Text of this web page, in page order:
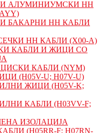
АЛУМИНИУМСКИ НН
БАКАРНИ НН КАБЛИ
НН КАБЛИ (X00-A)
КАБЛИ И ЖИЦИ СО
КАБЛИ (NYM)
(H05V-U; H07V-U)
ЖИЦИ (H05V-K;
КАБЛИ (H03VV-F;
ИЗОЛАЦИЈА
(H05RR-F; H07RN-